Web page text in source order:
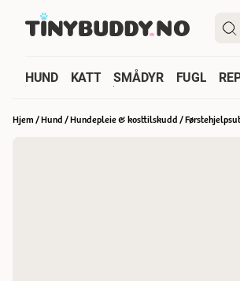
HUND KATT SMÅDYR FUGL
Hjem /Hund /Hundepleie & kosttilskudd /